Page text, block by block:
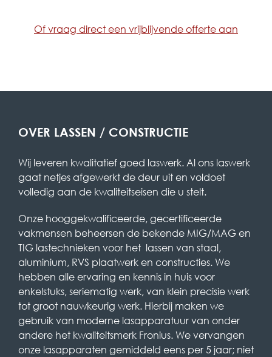
Of vraag direct een vrijblijvende offerte aan
OVER LASSEN / CONSTRUCTIE
Wij leveren kwalitatief goed laswerk. Al ons laswerk
gaat netjes afgewerkt de deur uit en voldoet
volledig aan de kwaliteitseisen die u stelt.
Onze hooggekwalificeerde, gecertificeerde
vakmensen beheersen de bekende MIG/MAG en
TIG lastechnieken voor het lassen van staal,
aluminium, RVS plaatwerk en constructies. We
hebben alle ervaring en kennis in huis voor
enkelstuks, seriematig werk, van klein precisie werk
tot groot nauwkeurig werk. Hierbij maken we
gebruik van moderne lasapparatuur van onder
andere het kwaliteitsmerk Fronius. We vervangen
onze lasapparaten gemiddeld eens per 5 jaar; niet